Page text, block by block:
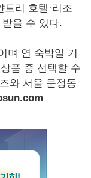
트리 호텔·리조
을 수 있다.
며 연 숙박일 기
품 중 선택할 수
와 서울 문정동